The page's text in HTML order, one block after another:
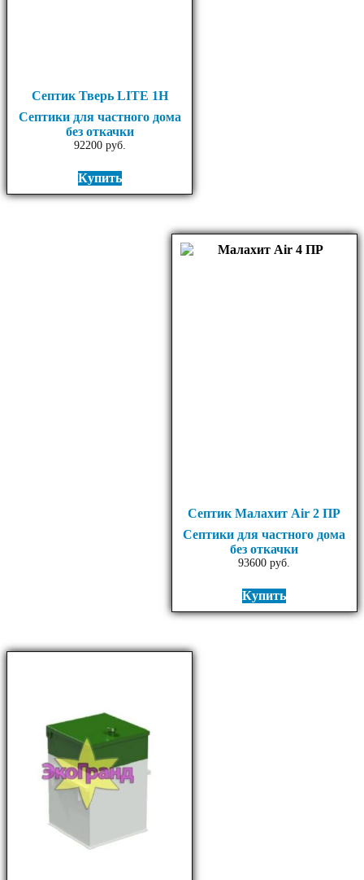
Септик Тверь LITE 1Н
Септики для частного дома
без откачки
92200руб.
Купить
Септик Малахит Air 2 ПР
Септики для частного дома
без откачки
93600 руб.
Купить